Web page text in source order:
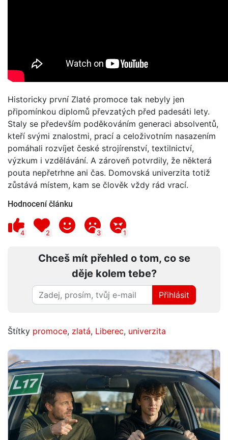
Historicky první Zlaté promoce tak nebyly jen
připomínkou diplomů převzatých před padesáti lety.
Staly se především poděkováním generaci absolventů,
kteří svými znalostmi, prací a celoživotním nasazením
pomáhali rozvíjet české strojírenství, textilnictví,
výzkum i vzdělávání. A zároveň potvrdily, že některá
pouta nepřetrhne ani čas. Domovská univerzita totiž
zůstává místem, kam se člověk vždy rád vrací.
Hodnocení článku
4 2 3 1
Chceš mít přehled o tom, co se
děje kolem tebe?
Přihlásit
Štítky promoce, zlatá, Liberec, univerzita